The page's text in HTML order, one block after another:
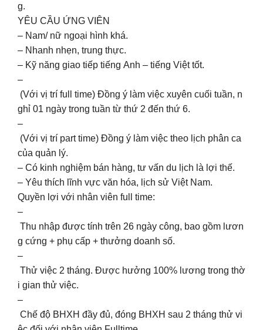
g.
YÊU CẦU ỨNG VIÊN
– Nam/ nữ ngoại hình khá.
– Nhanh nhẹn, trung thực.
– Kỹ năng giao tiếp tiếng Anh – tiếng Việt tốt.
–
(Với vị trí full time) Đồng ý làm việc xuyên cuối tuần, n
ghỉ 01 ngày trong tuần từ thứ 2 đến thứ 6.
–
(Với vị trí part time) Đồng ý làm việc theo lịch phân ca
của quản lý.
– Có kinh nghiệm bán hàng, tư vấn du lịch là lợi thế.
– Yêu thích lĩnh vực văn hóa, lịch sử Việt Nam.
Quyền lợi với nhân viên full time:
–
Thu nhập được tính trên 26 ngày công, bao gồm lươn
g cứng + phụ cấp + thưởng doanh số.
–
Thử việc 2 tháng. Được hưởng 100% lương trong thờ
i gian thử việc.
–
Chế độ BHXH đầy đủ, đóng BHXH sau 2 tháng thử vi